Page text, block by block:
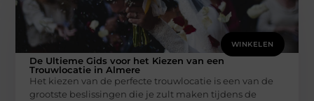
WINKELEN
De Ultieme Gids voor het Kiezen van een
Trouwlocatie in Almere
Het kiezen van de perfecte trouwlocatie is een van de
grootste beslissingen die je zult maken tijdens de